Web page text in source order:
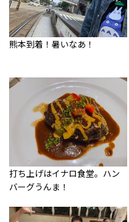
熊本到着！暑いなあ！
打ち上げはイナロ食堂。ハン
バーグうんま！